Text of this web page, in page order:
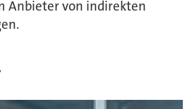
Anbieter von indirekten